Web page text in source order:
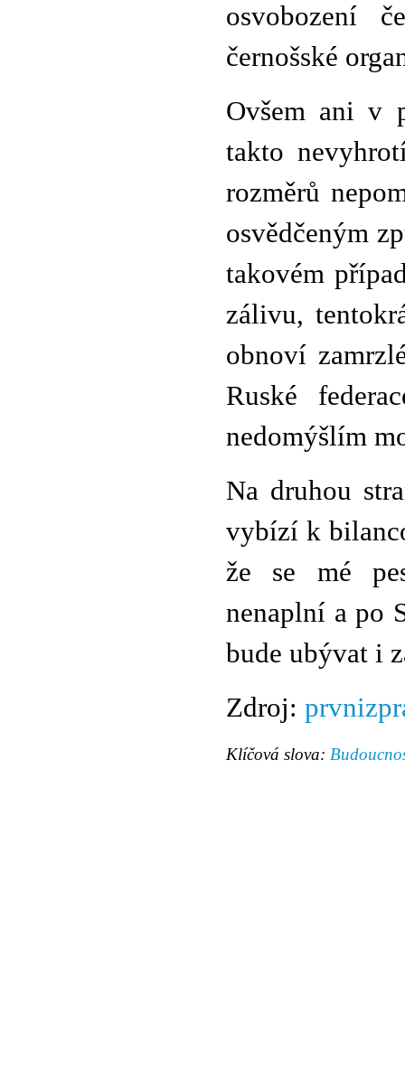
osvobození
černošské
Ovšem ani v
takto
rozměrů
osvědčeným
takovém
zálivu,
obnoví
Ruské
nedomýšlím
Na druhou
vybízí k
že se mé
nenaplní a po
bude ubývat i
Zdroj:
Klíčová slova: